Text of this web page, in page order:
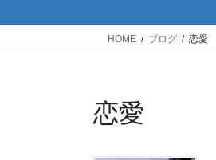
HOME ブログ 恋愛
恋愛